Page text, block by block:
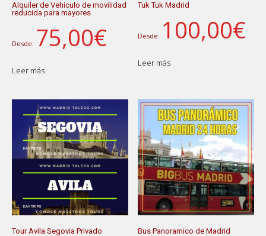
Alquiler de Vehículo de movilidad
reducida para mayores
Desde: 75,00€
Leer más
Tuk Tuk Madrid
Desde: 100,00€
Leer más
Tour Avila Segovia Privado Bus Panoramico de Madrid